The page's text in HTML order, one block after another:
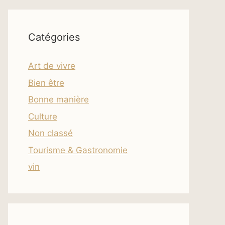
Catégories
Art de vivre
Bien être
Bonne manière
Culture
Non classé
Tourisme & Gastronomie
vin